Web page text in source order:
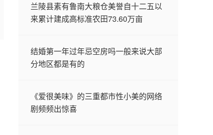
兰陵县素有鲁南大粮仓美誉自十二五以
来累计建成高标准农田73.60万亩
结婚第一年过年忌空房吗一般来说大部
分地区都是有的
《爱很美味》的三重都市性小美的网络
剧频频出惊喜